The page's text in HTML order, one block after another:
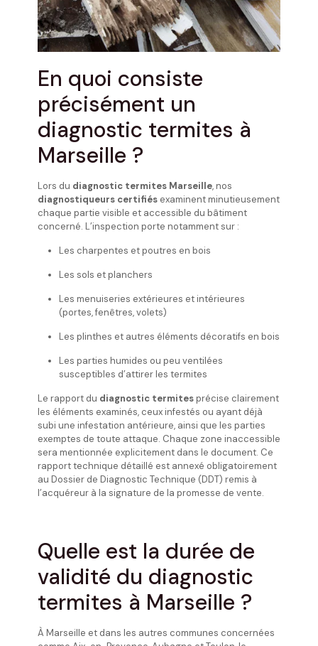
En quoi consiste
précisément un
diagnostic termites à
Marseille ?
Lors du diagnostic termites Marseille, nos
diagnostiqueurs certifiés examinent minutieusement
chaque partie visible et accessible du bâtiment
concerné. L’inspection porte notamment sur :
Les charpentes et poutres en bois
Les sols et planchers
Les menuiseries extérieures et intérieures
(portes, fenêtres, volets)
Les plinthes et autres éléments décoratifs en bois
Les parties humides ou peu ventilées
susceptibles d’attirer les termites
Le rapport du diagnostic termitesprécise clairement
les éléments examinés, ceux infestés ou ayant déjà
subi une infestation antérieure, ainsi que les parties
exemptes de toute attaque. Chaque zone inaccessible
sera mentionnée explicitement dans le document. Ce
rapport technique détaillé est annexé obligatoirement
au Dossier de Diagnostic Technique (DDT) remis à
l’acquéreur à la signature de la promesse de vente.
Quelle est la durée de
validité du diagnostic
termites à Marseille ?
À Marseille et dans les autres communes concernées